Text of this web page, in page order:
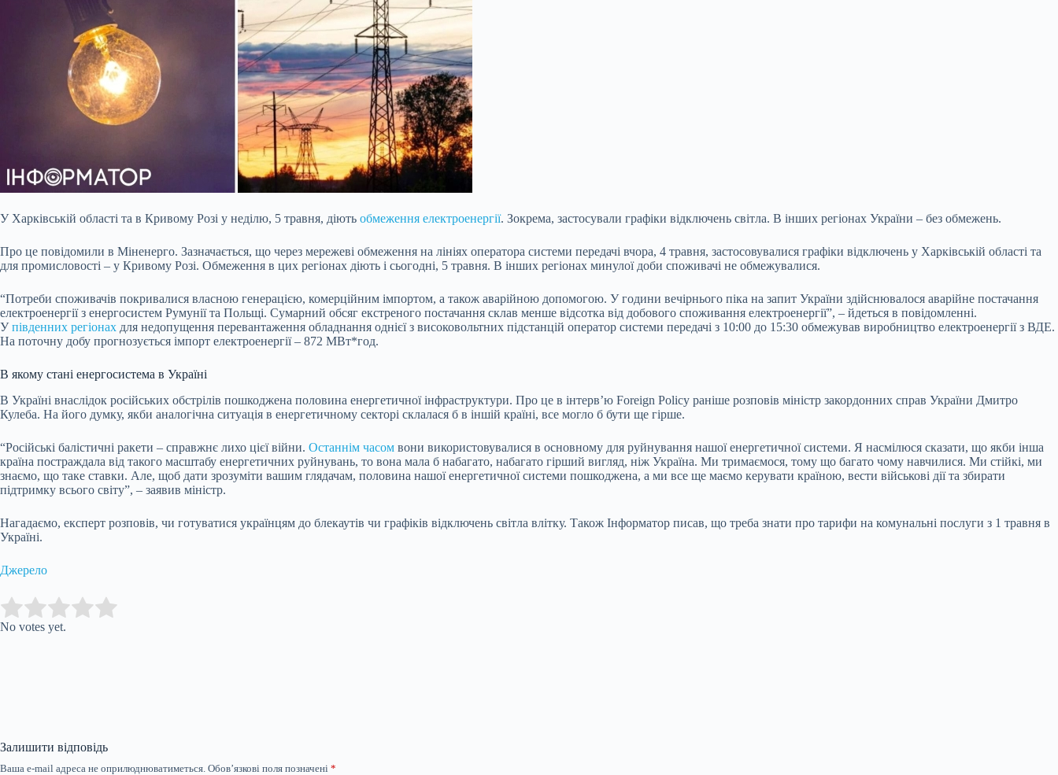
У Харківській області та в Кривому Розі у неділю, 5 травня, діють обмеження електроенергії. Зокрема, застосували графіки відключень світла. В інших регіонах України – без обмежень.
Про це повідомили в Міненерго. Зазначається, що через мережеві обмеження на лініях оператора системи передачі вчора, 4 травня, застосовувалися графіки відключень у Харківській області та
для промисловості – у Кривому Розі. Обмеження в цих регіонах діють і сьогодні, 5 травня. В інших регіонах минулої доби споживачі не обмежувалися.
“Потреби споживачів покривалися власною генерацією, комерційним імпортом, а також аварійною допомогою. У години вечірнього піка на запит України здійснювалося аварійне постачання
електроенергії з енергосистем Румунії та Польщі. Сумарний обсяг екстреного постачання склав менше відсотка від добового споживання електроенергії”, – йдеться в повідомленні.
Упівденних регіонах для недопущення перевантаження обладнання однієї з високовольтних підстанцій оператор системи передачі з 10:00 до 15:30 обмежував виробництво електроенергії з ВДЕ.
На поточну добу прогнозується імпорт електроенергії – 872 МВт*год.
В якому стані енергосистема в Україні
В Україні внаслідок російських обстрілів пошкоджена половина енергетичної інфраструктури. Про це в інтерв’ю Foreign Policy раніше розповів міністр закордонних справ України Дмитро
Кулеба. На його думку, якби аналогічна ситуація в енергетичному секторі склалася б в іншій країні, все могло б бути ще гірше.
“Російські балістичні ракети – справжнє лихо цієї війни. Останнім часом вони використовувалися в основному для руйнування нашої енергетичної системи. Я насмілюся сказати, що якби інша
країна постраждала від такого масштабу енергетичних руйнувань, то вона мала б набагато, набагато гірший вигляд, ніж Україна. Ми тримаємося, тому що багато чому навчилися. Ми стійкі, ми
знаємо, що таке ставки. Але, щоб дати зрозуміти вашим глядачам, половина нашої енергетичної системи пошкоджена, а ми все ще маємо керувати країною, вести військові дії та збирати
підтримку всього світу”, – заявив міністр.
Нагадаємо, експерт розповів, чи готуватися українцям до блекаутів чи графіків відключень світла влітку. Також Інформатор писав, що треба знати про тарифи на комунальні послуги з 1 травня в
Україні.
Джерело
Rate this item:
No votes yet.
Залишити відповідь
Ваша e-mail адреса не оприлюднюватиметься. Обов’язкові поля позначені *